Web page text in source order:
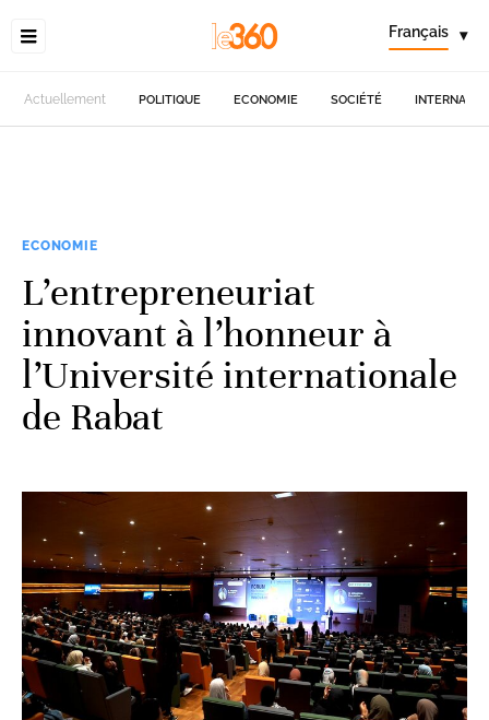
Français ▾
Actuellement POLITIQUE ECONOMIE SOCIÉTÉ
ECONOMIE
L’entrepreneuriat
innovant à l’honneur à
l’Université internationale
de Rabat